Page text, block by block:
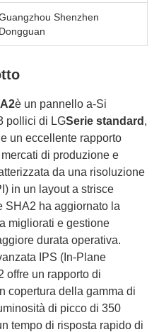
Shenzhen
Dongguan
è un pannello a‑Si
pollici di LGSerie standard ,
un eccellente rapporto
di produzione e
da una risoluzione
in un layout a strisce
SHA2 ha aggiornato la
migliorati e gestione
durata operativa.
IPS (In-Plane
offre un rapporto di
copertura della gamma di
di picco di 350
tempo di risposta rapido di